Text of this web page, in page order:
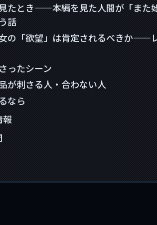
たとき——本編を見た人間が「また
話
の「欲望」は肯定されるべきか——
ったシーン
が刺さる人・合わない人
なら
報